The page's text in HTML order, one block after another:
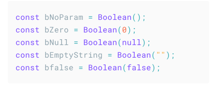
const bNoParam = Boolean( ) ;
const bZero = Boolean(0) ;
const bNull = Boolean(null) ;
const bEmptyString = Boolean( "" ) ;
const bfalse = Boolean(false) ;